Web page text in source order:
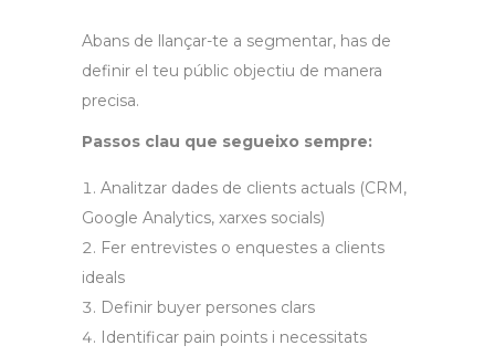
Abans de llançar-te a segmentar, has de
definir el teu públic objectiu de manera
precisa.
Passos clau que segueixo sempre:
Analitzar dades de clients actuals (CRM,
Google Analytics, xarxes socials)
Fer entrevistes o enquestes a clients
ideals
Definir buyer persones clars
Identificar pain points i necessitats